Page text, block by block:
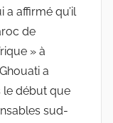
a affirmé qu’il
de
» à
a
le début que
sud-